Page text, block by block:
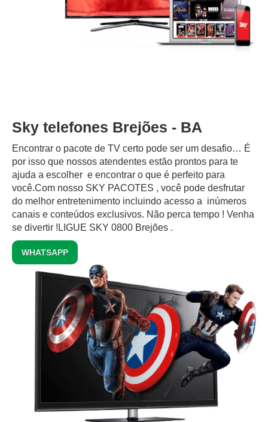
Sky telefones Brejões - BA
Encontrar o pacote de TV certo pode ser um desafio… É
por isso que nossos atendentes estão prontos para te
ajuda a escolher e encontrar o que é perfeito para
você.Com nosso SKY PACOTES , você pode desfrutar
do melhor entretenimento incluindo acesso a inúmeros
canais e conteúdos exclusivos.‍ Não perca tempo ! Venha
se divertir !LIGUE SKY 0800 Brejões .
WHATSAPP